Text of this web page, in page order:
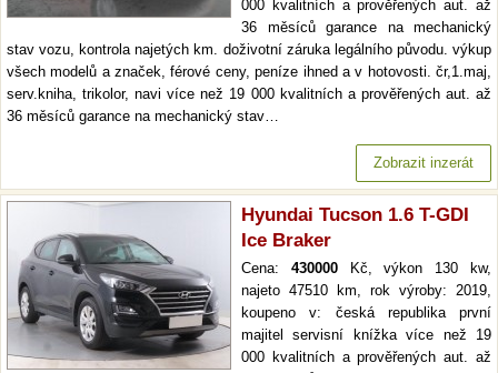
000 kvalitních a prověřených aut. až
36 měsíců garance na mechanický
stav vozu, kontrola najetých km. doživotní záruka legálního původu. výkup
všech modelů a značek, férové ceny, peníze ihned a v hotovosti. čr,1.maj,
serv.kniha, trikolor, navi více než 19 000 kvalitních a prověřených aut. až
36 měsíců garance na mechanický stav…
Zobrazit inzerát
Hyundai Tucson 1.6 T-GDI
Ice Braker
Cena: 430000Kč, výkon 130 kw,
najeto 47510 km, rok výroby: 2019,
koupeno v: česká republika první
majitel servisní knížka více než 19
000 kvalitních a prověřených aut. až